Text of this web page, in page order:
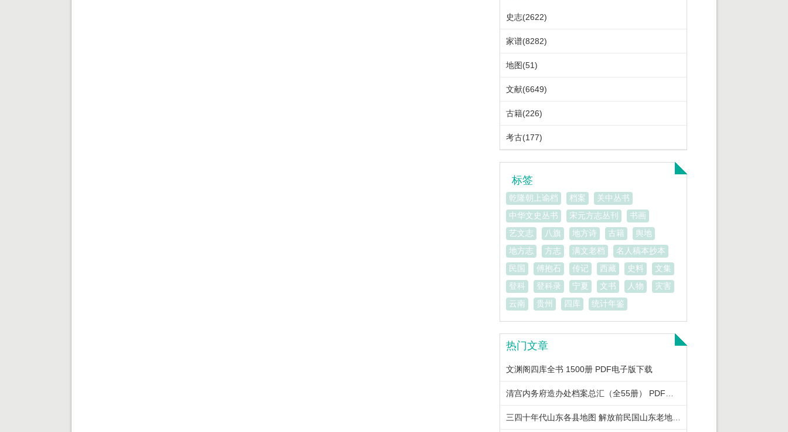
史志(2622)
家谱(8282)
地图(51)
文献(6649)
古籍(226)
考古(177)
标签
乾隆朝上谕档 档案
关中丛书
中华文史丛书
宋元方志丛刊
书画
艺文志
八旗 地方诗 古籍
舆地
地方志
方志 满文老档
名人稿本抄本
民国
傅抱石 传记 西藏 史料
文集
登科
登科录 宁夏 文书 人物
灾害
云南
贵州 四库 统计年鉴
热门文章
文渊阁四库全书 1500册 PDF电子版下载